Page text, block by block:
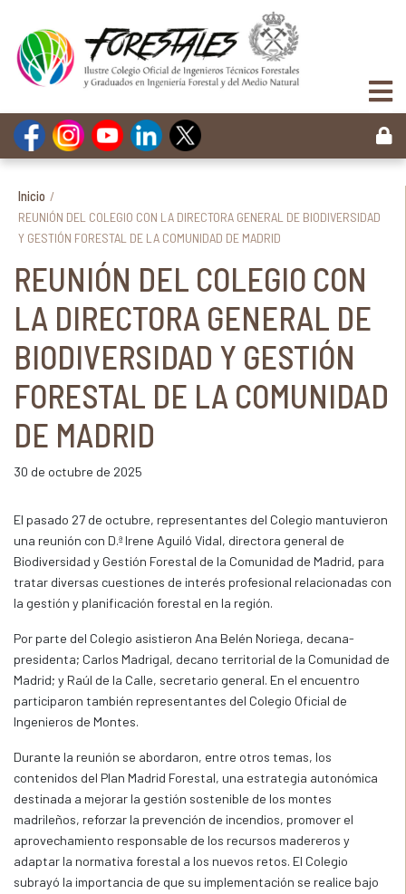
Inicio /
REUNIÓN DEL COLEGIO CON LA DIRECTORA GENERAL DE BIODIVERSIDAD
Y GESTIÓN FORESTAL DE LA COMUNIDAD DE MADRID
REUNIÓN DEL COLEGIO CON
LA DIRECTORA GENERAL DE
BIODIVERSIDAD Y GESTIÓN
FORESTAL DE LA COMUNIDAD
DE MADRID
30 de octubre de 2025
El pasado 27 de octubre, representantes del Colegio mantuvieron
una reunión con D.ª Irene Aguiló Vidal, directora general de
Biodiversidad y Gestión Forestal de la Comunidad de Madrid, para
tratar diversas cuestiones de interés profesional relacionadas con
la gestión y planificación forestal en la región.
Por parte del Colegio asistieron Ana Belén Noriega, decana-
presidenta; Carlos Madrigal, decano territorial de la Comunidad de
Madrid; y Raúl de la Calle, secretario general. En el encuentro
participaron también representantes del Colegio Oficial de
Ingenieros de Montes.
Durante la reunión se abordaron, entre otros temas, los
contenidos del Plan Madrid Forestal, una estrategia autonómica
destinada a mejorar la gestión sostenible de los montes
madrileños, reforzar la prevención de incendios, promover el
aprovechamiento responsable de los recursos madereros y
adaptar la normativa forestal a los nuevos retos. El Colegio
subrayó la importancia de que su implementación se realice bajo